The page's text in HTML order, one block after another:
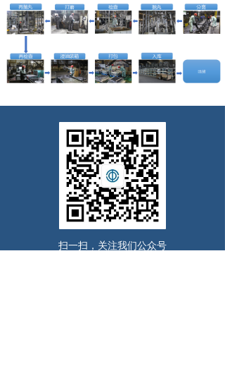
扫一扫，关注我们公众号